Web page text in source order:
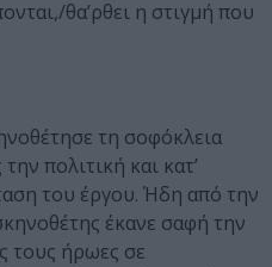
θα’ρθει η στιγμή που
τη σοφόκλεια
πολιτική και κατ’
του έργου. Ήδη από την
έκανε σαφή την
τους ήρωες σε